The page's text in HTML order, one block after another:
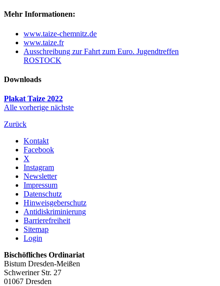
Mehr Informationen:
www.taize-chemnitz.de
www.taize.fr
Ausschreibung zur Fahrt zum Euro. Jugendtreffen
ROSTOCK
Downloads
Plakat Taize 2022
Alle vorherige nächste
Zurück
Kontakt
Facebook
X
Instagram
Newsletter
Impressum
Datenschutz
Hinweisgeberschutz
Antidiskriminierung
Barrierefreiheit
Sitemap
Login
Bischöfliches Ordinariat
Bistum Dresden-Meißen
Schweriner Str. 27
01067 Dresden